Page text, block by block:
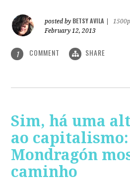
posted by BETSY AVILA
February 12, 2013
1 COMMENT SHARE
Sim, há uma
ao capitalismo:
Mondragón
caminho